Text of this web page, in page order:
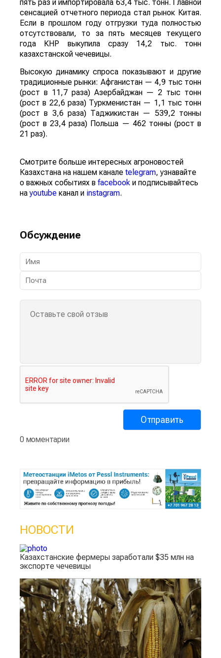
пять раз и импортировала 63,4 тыс. тонн. Главной
сенсацией отчетного периода стал рынок Китая.
Если в прошлом году отгрузки туда полностью
отсутствовали, то за пять месяцев текущего
года КНР выкупила сразу 14,2 тыс. тонн
казахстанской чечевицы.
Высокую динамику спроса показывают и другие
традиционные рынки: Афганистан — 4,9 тыс тонн
(рост в 11,7 раза) Азербайджан — 2 тыс тонн
(рост в 22,6 раза) Туркменистан — 1,1 тыс тонн
(рост в 3,6 раза) Таджикистан — 539,2 тонны
(рост в 23,4 раза) Польша — 462 тонны (рост в
21 раз).
Смотрите больше интересных агроновостей
Казахстана на нашем канале telegram, узнавайте
о важных событиях в facebook и подписывайтесь
наyoutube канал и instagram.
Обсуждение
0 моментарии
НОВОСТИ
Казахстанские фермеры заработали $35 млн на
экспорте чечевицы